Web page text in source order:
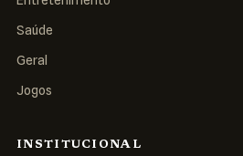
Saúde
Geral
Jogos
INSTITUCIONAL